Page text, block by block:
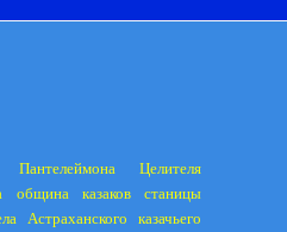
Целителя
община казаков станицы
Астраханского казачьего